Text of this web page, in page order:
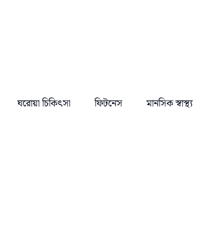
ঘরোয়া চিকিৎসা ফিটনেস মানসিক স্বাস্থ্য